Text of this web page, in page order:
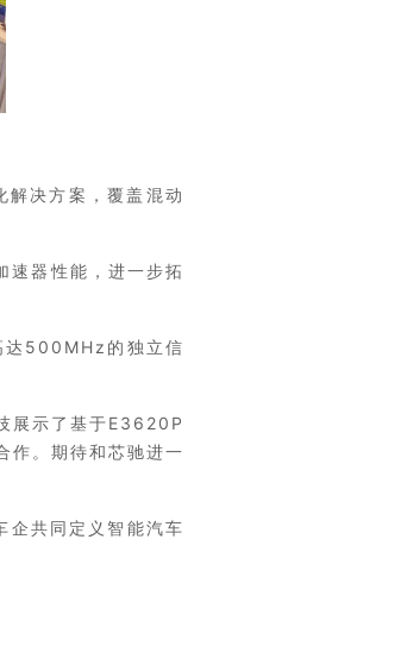
决方案，覆盖混动
速器性能，进一步拓
达500MHz的独立信
展示了基于E3620P
作。期待和芯驰进一
企共同定义智能汽车